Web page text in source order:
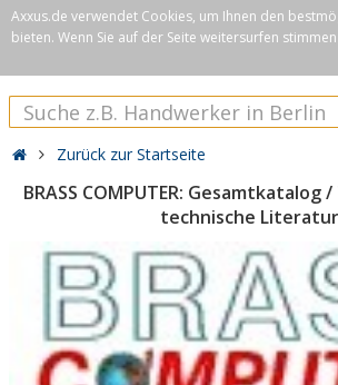
Axxus.de verwendet Cookies, um Ihnen den
bieten. Wenn Sie auf der Seite weitersurfen
Zurück zur Startseite
BRASS COMPUTER:
technische Literatur